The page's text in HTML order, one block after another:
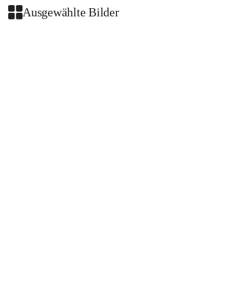
Ausgewählte Bilder